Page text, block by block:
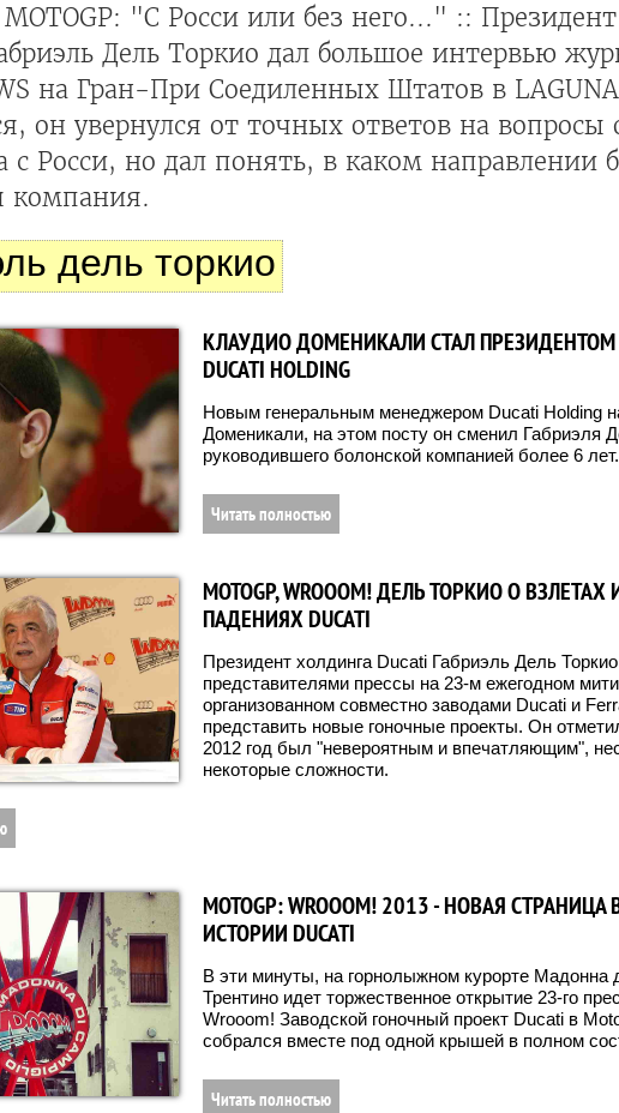
MOTOGP: "С Росси или без него..." ::
Дель Торкио дал большое интервью
на Гран-При Соедиленных Штатов в
он увернулся от точных ответов на вопросы
с Росси, но дал понять, в каком направлении
компания.
дель торкио
КЛАУДИО ДОМЕНИКАЛИ СТАЛ ПРЕЗИДЕНТОМ
DUCATI HOLDING
Новым генеральным менеджером Ducati Holding
Доменикали, на этом посту он сменил Габриэля
руководившего болонской компанией более 6 лет.
Читать полностью
MOTOGP, WROOOM! ДЕЛЬ ТОРКИО О ВЗЛЕТАХ
ПАДЕНИЯХ DUCATI
Президент холдинга Ducati Габриэль Дель
представителями прессы на 23-м ежегодном
организованном совместно заводами Ducati и
представить новые гоночные проекты. Он
2012 год был "невероятным и впечатляющим",
некоторые сложности.
MOTOGP: WROOOM! 2013 - НОВАЯ СТРАНИЦА
ИСТОРИИ DUCATI
В эти минуты, на горнолыжном курорте Мадонна
Трентино идет торжественное открытие 23-го
Wrooom! Заводской гоночный проект Ducati в
собрался вместе под одной крышей в полном
Читать полностью